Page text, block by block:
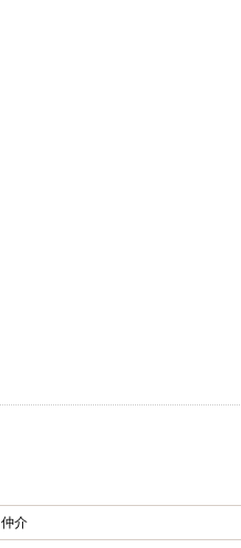
仲介